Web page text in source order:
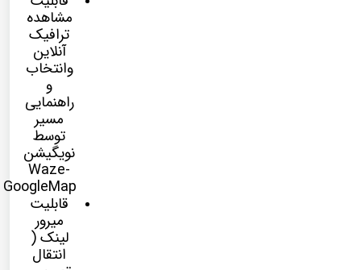
مشاهده
ترافیک
آنلاین
وانتخاب
و
راهنمایی
مسیر
توسط
نویگیشن
Waze-
GoogleMap
قابلیت
میرور
لینک (
انتقال